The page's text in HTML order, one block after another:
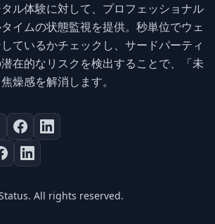
ル体験に対して、プロフェッショナル
イムの状態監視を提供。秒単位でウェ
ているかチェックし、サードパーティ
在的なリスクを検出することで、「未
燥感を解消します。
All rights reserved.